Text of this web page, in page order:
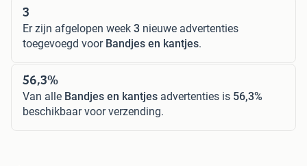
3
Er zijn afgelopen week 3 nieuwe advertenties
toegevoegd voor Bandjes en kantjes.
56,3%
Van alle Bandjes en kantjes advertenties is 56,3%
beschikbaar voor verzending.